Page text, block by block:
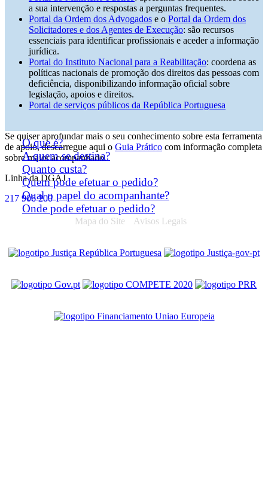
a sua intervenção e respostas a perguntas frequentes.
Portal da Ordem dos Advogados e o Portal da Ordem dos
Solicitadores e dos Agentes de Execução: são recursos
essenciais para identificar profissionais e aceder a informação
jurídica.
Portal do Instituto Nacional para a Reabilitação: coordena as
políticas nacionais de promoção dos direitos das pessoas com
deficiência, disponibilizando informação oficial sobre
legislação, apoios e direitos.
Portal de serviços públicos da República Portuguesa
O que é?
A quem se destina?
Quanto custa?
Quem pode efetuar o pedido?
Qual o papel do acompanhante?
Onde pode efetuar o pedido?
Se quiser aprofundar mais o seu conhecimento sobre esta ferramenta
de apoio, descarregue aqui o Guia Prático com informação completa
sobre maior acompanhado.
Linha da DGAJ
217 906 200
Mapa do Site Avisos Legais